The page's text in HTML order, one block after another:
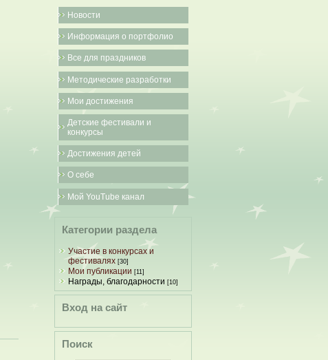
Новости
Информация о портфолио
Все для праздников
Методические разработки
Мои достижения
Детские фестивали и
конкурсы
Достижения детей
О себе
Мой YouTube канал
Категории раздела
Участие в конкурсах и
фестивалях [30]
Мои публикации [11]
Награды, благодарности [10]
Вход на сайт
Поиск